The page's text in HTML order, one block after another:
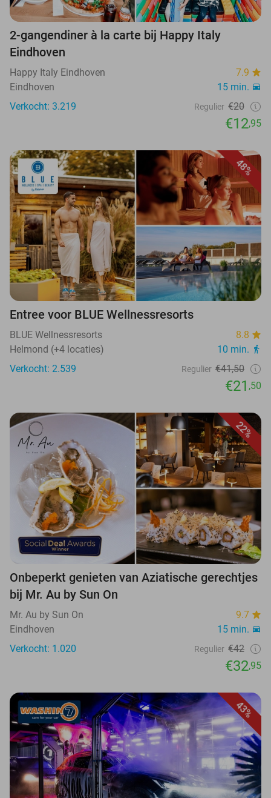
2-gangendiner à la carte bij Happy Italy
Eindhoven
Happy Italy Eindhoven
7.9
Eindhoven
15 min.
Verkocht: 3.219
Regulier €20
€12,95
48%
Entree voor BLUE Wellnessresorts
BLUE Wellnessresorts
8.8
Helmond (+4 locaties)
10 min.
Verkocht: 2.539
Regulier €41,50
€21 ,50
22%
Onbeperkt genieten van Aziatische gerechtjes
bij Mr. Au by Sun On
Mr. Au by Sun On
9.7
Eindhoven
15 min.
Verkocht: 1.020
Regulier €42
€32,95
43%